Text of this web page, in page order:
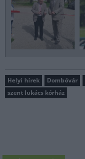
Helyi hírek Dombóvár
szent lukács kórház